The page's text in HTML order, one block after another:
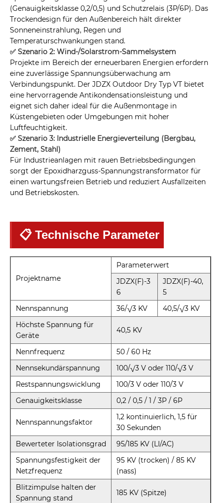
(Genauigkeitsklasse 0,2/0,5) und Schutzrelais (3P/6P). Das
Trockendesign für den Außenbereich hält direkter
Sonneneinstrahlung, Regen und
Temperaturschwankungen stand.
✅ Szenario 2: Wind-/Solarstrom-Sammelsystem
Projekte im Bereich der erneuerbaren Energien erfordern
eine zuverlässige Spannungsüberwachung am
Verbindungspunkt. Der JDZX Outdoor Dry Typ VT bietet
eine hervorragende Antikondensationsleistung und
eignet sich daher ideal für die Außenmontage in
Küstengebieten oder Umgebungen mit hoher
Luftfeuchtigkeit.
✅ Szenario 3: Industrielle Energieverteilung (Bergbau,
Zement, Stahl)
Für Industrieanlagen mit rauen Betriebsbedingungen
sorgt der Epoxidharzguss-Spannungstransformator für
einen wartungsfreien Betrieb und reduziert Ausfallzeiten
und Betriebskosten.
📋 Technische Parameter
Projektname
Parameterwert
JDZX(F)-3
6
JDZX(F)-40,
5
Nennspannung
36/√3 KV
40,5/√3 KV
Höchste Spannung für
Geräte
40,5 KV
Nennfrequenz
50 / 60 Hz
Nennsekundärspannung
100/√3 V oder 110/√3 V
Restspannungswicklung
100/3 V oder 110/3 V
Genauigkeitsklasse
0,2 / 0,5 / 1 / 3P / 6P
Nennspannungsfaktor
1,2 kontinuierlich, 1,5 für
30 Sekunden
Bewerteter Isolationsgrad
95/185 KV (LI/AC)
Spannungsfestigkeit der
Netzfrequenz
95 KV (trocken) / 85 KV
(nass)
Blitzimpulse halten der
Spannung stand
185 KV (Spitze)